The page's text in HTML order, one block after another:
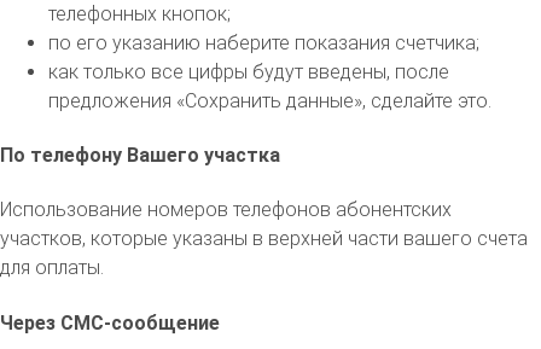
телефонных кнопок;
по его указанию наберите показания счетчика;
как только все цифры будут введены, после
предложения «Сохранить данные», сделайте это.
По телефону Вашего участка
Использование номеров телефонов абонентских
участков, которые указаны в верхней части вашего счета
для оплаты.
Через СМС-сообщение